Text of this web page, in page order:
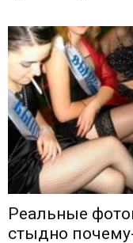
Реальные
стыдно